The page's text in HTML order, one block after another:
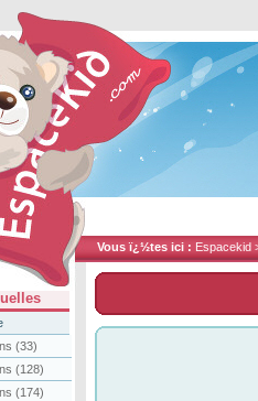
Vous ï¿½tes ici : Espacekid
(33)
(128)
(174)